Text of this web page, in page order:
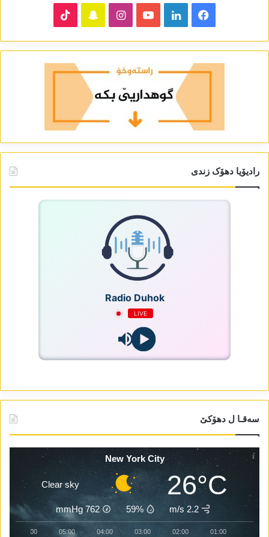
Facebook
LinkedIn
YouTube
Instagram
Snapchat
رادیۆیا دھۆک زندی
Radio Duhok
LIVE
سەقـا ل دھۆکێ
New York City
26°C
Clear sky
2.2 m/s
59%
762
mmHg
01:00
02:00
03:00
04:00
05:00
06:00